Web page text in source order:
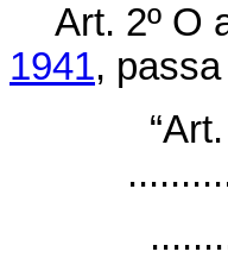
Art. 2º O
1941,